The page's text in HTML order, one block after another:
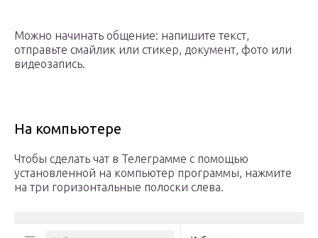
Можно начинать общение: напишите текст,
отправьте смайлик или стикер, документ, фото или
видеозапись.
На компьютере
Чтобы сделать чат в Телеграмме с помощью
установленной на компьютер программы, нажмите
на три горизонтальные полоски слева.